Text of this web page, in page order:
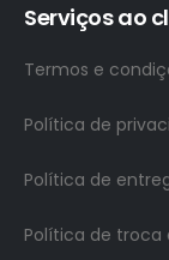
Serviços ao
Termos e
Política de
Política de
Política de troca